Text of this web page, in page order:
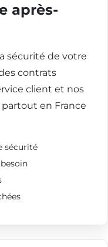
après-
sécurité de votre
contrats
client et nos
en France
sécurité